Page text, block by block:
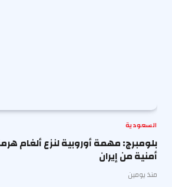
السعودية
بلومبرج: مهمة أوروبية لنزع ألغام
أمنية من إيران
منذ يومين